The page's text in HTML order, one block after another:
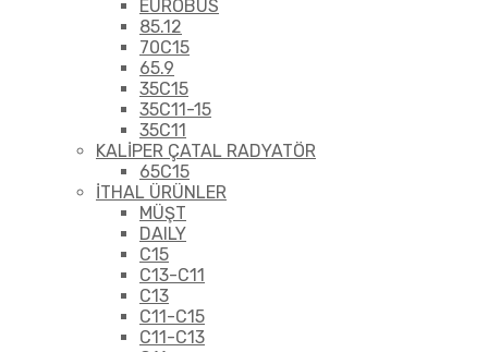
EUROBUS
85.12
70C15
65.9
35C15
35C11-15
35C11
KALİPER ÇATAL RADYATÖR
65C15
İTHAL ÜRÜNLER
MÜŞT
DAILY
C15
C13-C11
C13
C11-C15
C11-C13